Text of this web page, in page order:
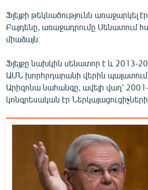
ՓՈԴՔԱՍԹ
Հայերեն
Русский
ՀԵՏԵՎԵՔ ՄԵԶ
«Ազատության» բոլոր կայքերը
Ֆլեյքի թեկնածությունն առաջարկել
Բայդենը, առաջադրումը Սենատում
միաձայն։
Ֆլեյքը նախկին սենատոր է և 2013-
ԱՄՆ խորհրդարանի վերին պալատում
Արիզոնա նահանգը, ավելի վաղ՝
կոնգրեսական էր